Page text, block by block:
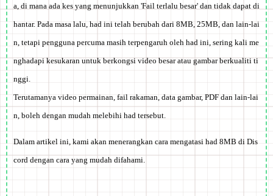
a, di mana ada kes yang menunjukkan 'Fail terlalu besar' dan tidak dapat di
hantar. Pada masa lalu, had ini telah berubah dari 8MB, 25MB, dan lain-lai
n, tetapi pengguna percuma masih terpengaruh oleh had ini, sering kali me
nghadapi kesukaran untuk berkongsi video besar atau gambar berkualiti ti
nggi.
Terutamanya video permainan, fail rakaman, data gambar, PDF dan lain-lai
n, boleh dengan mudah melebihi had tersebut.
Dalam artikel ini, kami akan menerangkan cara mengatasi had 8MB di Dis
cord dengan cara yang mudah difahami.